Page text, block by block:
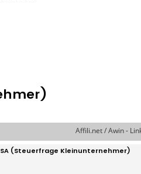
Affili.net / Awin -
(Steuerfrage Kleinunternehmer)